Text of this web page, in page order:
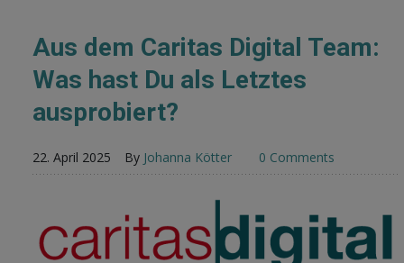
Aus dem Caritas Digital Team:
Was hast Du als Letztes
ausprobiert?
22. April 2025 By Johanna Kötter 0 Comments